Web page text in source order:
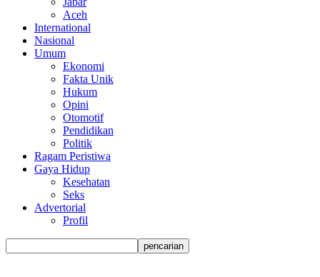
Aceh
International
Nasional
Umum
Ekonomi
Fakta Unik
Hukum
Opini
Otomotif
Pendidikan
Politik
Ragam Peristiwa
Gaya Hidup
Kesehatan
Seks
Advertorial
Profil